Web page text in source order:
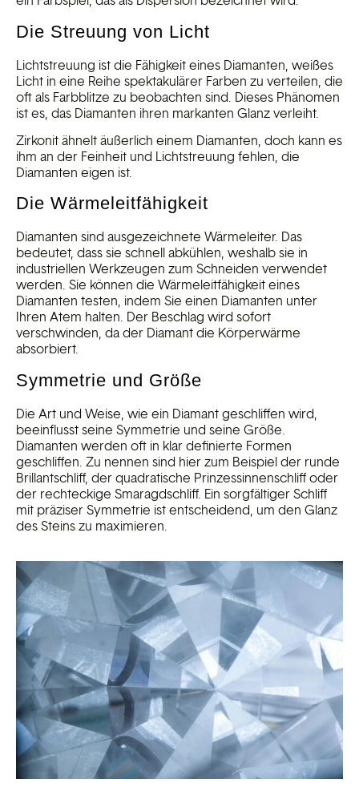
Die Streuung von Licht
Lichtstreuung ist die Fähigkeit eines Diamanten, weißes
Licht in eine Reihe spektakulärer Farben zu verteilen, die
oft als Farbblitze zu beobachten sind. Dieses Phänomen
ist es, das Diamanten ihren markanten Glanz verleiht.
Zirkonit ähnelt äußerlich einem Diamanten, doch kann es
ihm an der Feinheit und Lichtstreuung fehlen, die
Diamanten eigen ist.
Die Wärmeleitfähigkeit
Diamanten sind ausgezeichnete Wärmeleiter. Das
bedeutet, dass sie schnell abkühlen, weshalb sie in
industriellen Werkzeugen zum Schneiden verwendet
werden. Sie können die Wärmeleitfähigkeit eines
Diamanten testen, indem Sie einen Diamanten unter
Ihren Atem halten. Der Beschlag wird sofort
verschwinden, da der Diamant die Körperwärme
absorbiert.
Symmetrie und Größe
Die Art und Weise, wie ein Diamant geschliffen wird,
beeinflusst seine Symmetrie und seine Größe.
Diamanten werden oft in klar definierte Formen
geschliffen. Zu nennen sind hier zum Beispiel der runde
Brillantschliff, der quadratische Prinzessinnenschliff oder
der rechteckige Smaragdschliff. Ein sorgfältiger Schliff
mit präziser Symmetrie ist entscheidend, um den Glanz
des Steins zu maximieren.